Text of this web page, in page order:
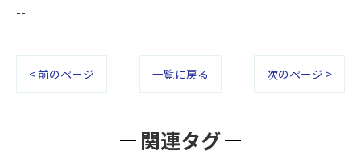
--
< 前のページ 一覧に戻る 次のページ >
関連タグ